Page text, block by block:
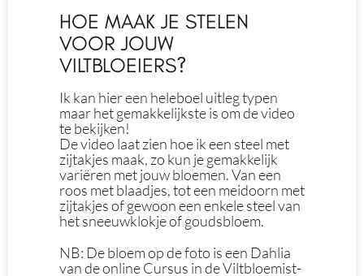
HOE MAAK JE STELEN
VOOR JOUW
VILTBLOEIERS?
Ik kan hier een heleboel uitleg typen
maar het gemakkelijkste is om de video
te bekijken!
De video laat zien hoe ik een steel met
zijtakjes maak, zo kun je gemakkelijk
variëren met jouw bloemen. Van een
roos met blaadjes, tot een meidoorn met
zijtakjes of gewoon een enkele steel van
het sneeuwklokje of goudsbloem.
NB: De bloem op de foto is een Dahlia
van de online Cursus in de Viltbloemist-